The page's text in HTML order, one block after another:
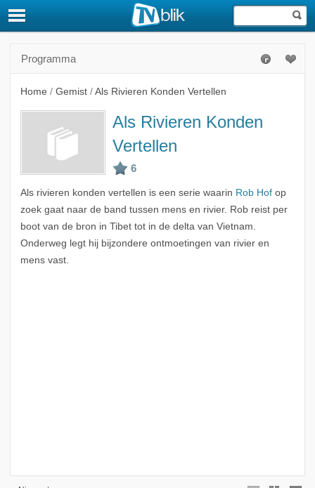
Programma
Home / Gemist / Als Rivieren Konden Vertellen
Als Rivieren Konden
Vertellen
Als rivieren konden vertellen is een serie waarin Rob Hofop
zoek gaat naar de band tussen mens en rivier. Rob reist per
boot van de bron in Tibet tot in de delta van Vietnam.
Onderweg legt hij bijzondere ontmoetingen van rivier en
mens vast.